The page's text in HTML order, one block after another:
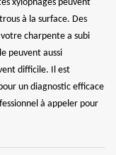
xylophages peuvent
à la surface. Des
charpente a subi
peuvent aussi
difficile. Il est
un diagnostic efficace
à appeler pour